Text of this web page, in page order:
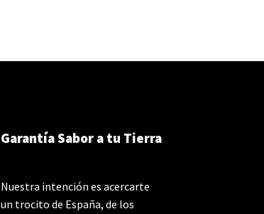
Garantía Sabor a tu Tierra
Nuestra intención es acercarte
un trocito de España, de los